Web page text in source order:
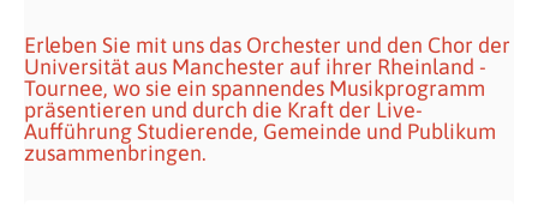
Erleben Sie mit uns das Orchester und den Chor der
Universität aus Manchester auf ihrer Rheinland -
Tournee, wo sie ein spannendes Musikprogramm
präsentieren und durch die Kraft der Live-
Aufführung Studierende, Gemeinde und Publikum
zusammenbringen.